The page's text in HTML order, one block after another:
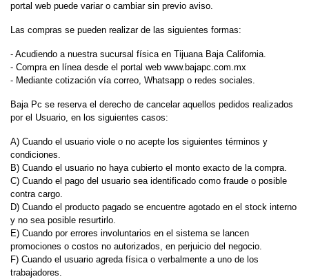
portal web puede variar o cambiar sin previo aviso.
Las compras se pueden realizar de las siguientes formas:
- Acudiendo a nuestra sucursal física en Tijuana Baja California.
- Compra en línea desde el portal web www.bajapc.com.mx
- Mediante cotización vía correo, Whatsapp o redes sociales.
Baja Pc se reserva el derecho de cancelar aquellos pedidos realizados
por el Usuario, en los siguientes casos:
A) Cuando el usuario viole o no acepte los siguientes términos y
condiciones.
B) Cuando el usuario no haya cubierto el monto exacto de la compra.
C) Cuando el pago del usuario sea identificado como fraude o posible
contra cargo.
D) Cuando el producto pagado se encuentre agotado en el stock interno
y no sea posible resurtirlo.
E) Cuando por errores involuntarios en el sistema se lancen
promociones o costos no autorizados, en perjuicio del negocio.
F) Cuando el usuario agreda física o verbalmente a uno de los
trabajadores.